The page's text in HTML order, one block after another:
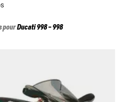
pourDucati998 - 998